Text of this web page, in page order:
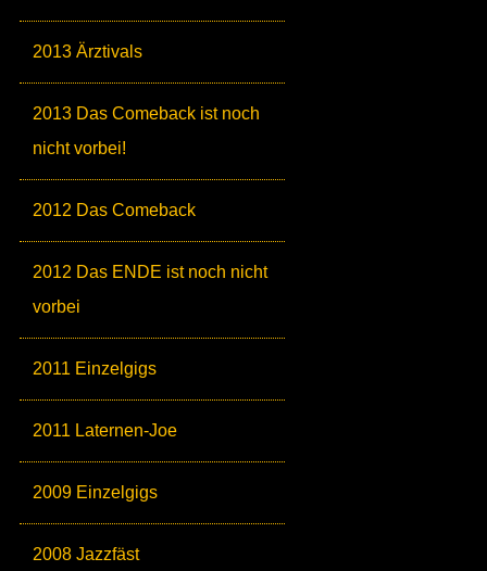
2013 Ärztivals
2013 Das Comeback ist noch
nicht vorbei!
2012 Das Comeback
2012 Das ENDE ist noch nicht
vorbei
2011 Einzelgigs
2011 Laternen-Joe
2009 Einzelgigs
2008 Jazzfäst